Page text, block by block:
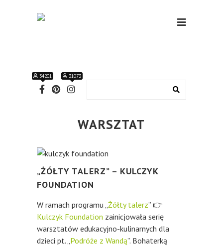
34201 31073
WARSZTAT
„ŻÓŁTY TALERZ” – KULCZYK
FOUNDATION
W ramach programu „Żółty talerz” 👉
Kulczyk Foundation zainicjowała serię
warsztatów edukacyjno-kulinarnych dla
dzieci pt. „Podróże z Wandą”. Bohaterką